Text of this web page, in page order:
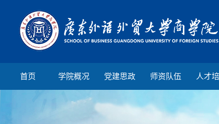
首页 学院概况 党建思政 师资队伍 人才